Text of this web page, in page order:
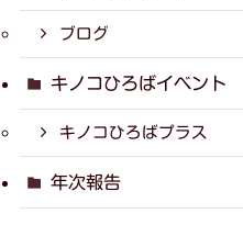
ブログ
キノコひろばイベント
キノコひろばプラス
年次報告